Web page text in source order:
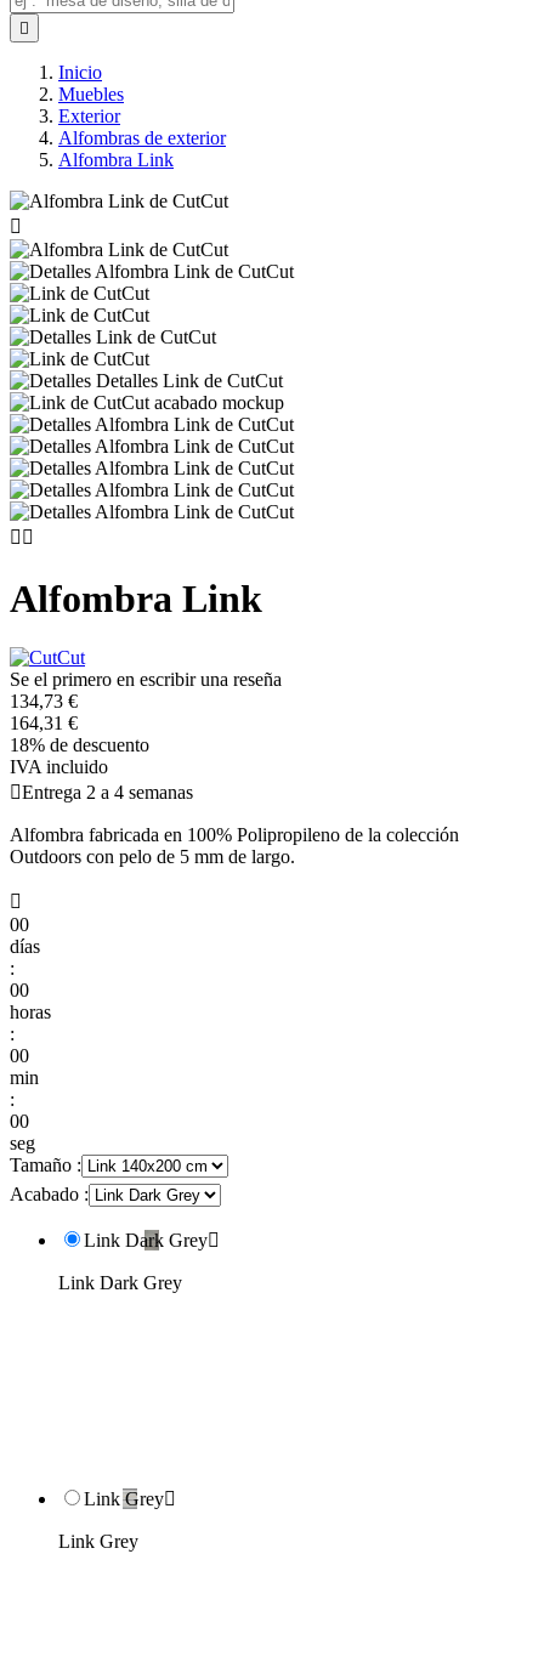

Inicio
Muebles
Exterior
Alfombras de exterior
Alfombra Link

 
Alfombra Link
Se el primero en escribir una reseña
134,73 €
164,31 €
18% de descuento
IVA incluido
Entrega 2 a 4 semanas
Alfombra fabricada en 100% Polipropileno de la colección
Outdoors con pelo de 5 mm de largo.

00
días
:
00
horas
:
00
min
:
00
seg
Tamaño :
Acabado :
Link Dark Grey
Link Dark Grey
Link Grey
Link Grey